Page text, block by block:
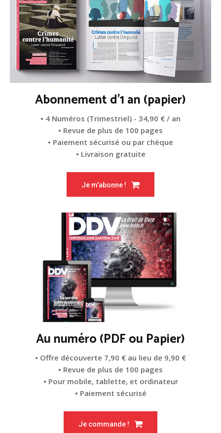
Abonnement d'1 an (papier)
• 4 Numéros (Trimestriel) - 34,90 € / an
• Revue de plus de 100 pages
• Paiement sécurisé ou par chèque
• Livraison gratuite
Je m'abonne !
Au numéro (PDF ou Papier)
• Offre découverte 7,90 € au lieu de 9,90 €
• Revue de plus de 100 pages
• Pour mobile, tablette, et ordinateur
• Paiement sécurisé
Je commande !